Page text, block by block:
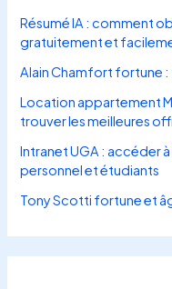
Résumé IA : comment
gratuitement et
Alain Chamfort fortune
Location appartement
trouver les meilleures
Intranet UGA : accéder
personnel et étudiants
Tony Scotti fortune et